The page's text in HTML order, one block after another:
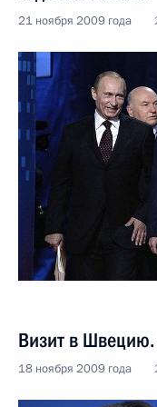
21 ноября 2009 года
Визит в
18 ноября 2009 года